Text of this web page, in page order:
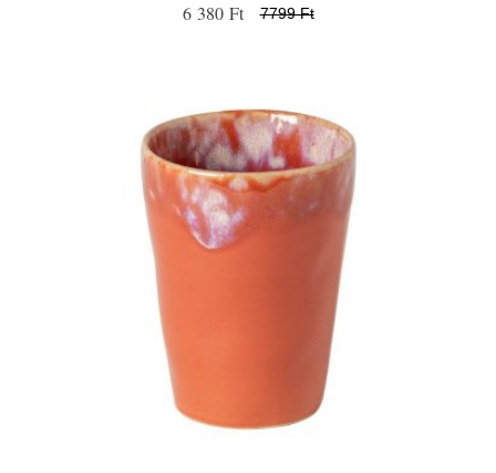
6 380 Ft 7799 Ft